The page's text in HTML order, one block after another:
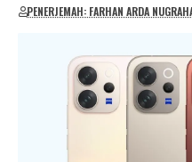
PENERJEMAH: FARHAN ARDA